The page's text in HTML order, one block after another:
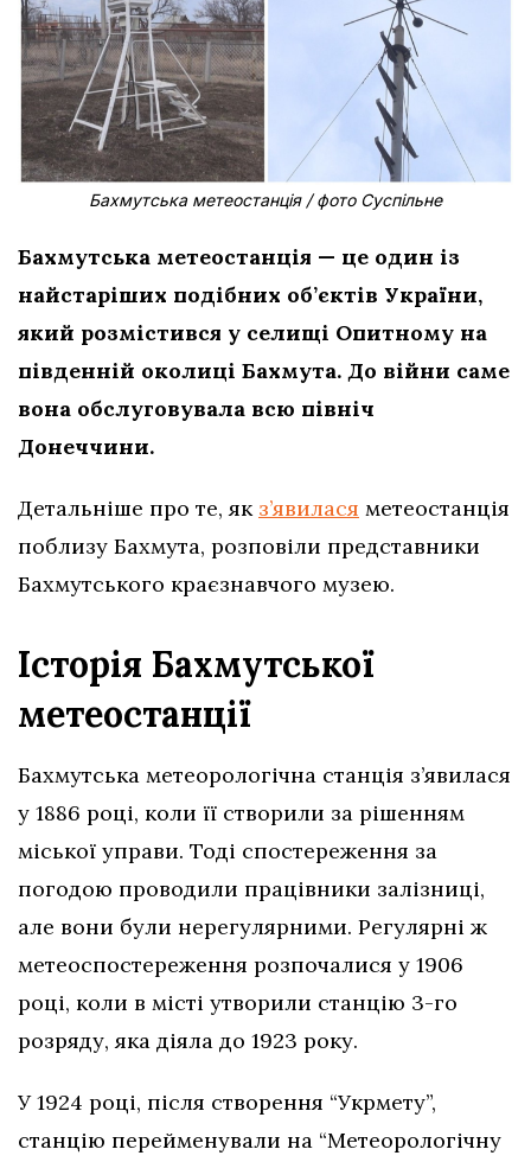
Бахмутська метеостанція / фото Суспільне
Бахмутська метеостанція — це один із
найстаріших подібних об’єктів України,
який розмістився у селищі Опитному на
південній околиці Бахмута. До війни саме
вона обслуговувала всю північ
Донеччини.
Детальніше про те, як з’явилася метеостанція
поблизу Бахмута, розповіли представники
Бахмутського краєзнавчого музею.
Історія Бахмутської
метеостанції
Бахмутська метеорологічна станція з’явилася
у 1886 році, коли її створили за рішенням
міської управи. Тоді спостереження за
погодою проводили працівники залізниці,
але вони були нерегулярними. Регулярні ж
метеоспостереження розпочалися у 1906
році, коли в місті утворили станцію 3-го
розряду, яка діяла до 1923 року.
У 1924 році, після створення “Укрмету”,
станцію перейменували на “Метеорологічну